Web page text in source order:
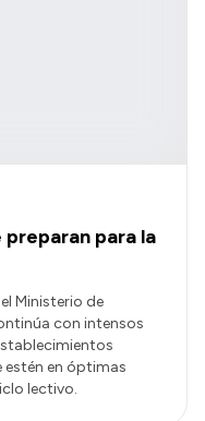
preparan para la
Ministerio de
con intensos
estén en óptimas
lectivo.